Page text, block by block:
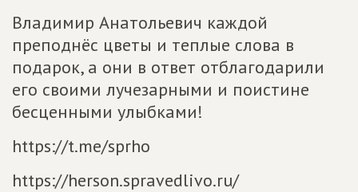
Владимир Анатольевич каждой
преподнёс цветы и теплые слова в
подарок, а они в ответ отблагодарили
его своими лучезарными и поистине
бесценными улыбками!
https://t.me/sprho
https://herson.spravedlivo.ru/